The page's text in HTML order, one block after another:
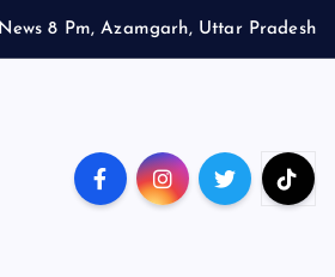
News 8 Pm, Azamgarh, Uttar Pradesh